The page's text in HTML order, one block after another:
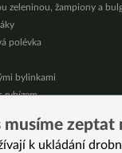
zeleninou, žampiony a
polévka
bylinkami
rybízem
želé
s koprem a vločkami
musíme zeptat
k ukládání